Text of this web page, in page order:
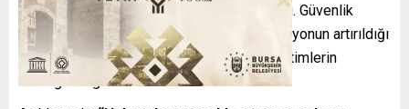
operasyon
daha gerçekleştirildiğini açıkladı. Güvenlik
güçleri ile ilgili kurumlar arasında koordinasyonun artırıldığı
ve bu tür organizasyonlara karşı etkin denetimlerin
sürdüğü vurgulandı.